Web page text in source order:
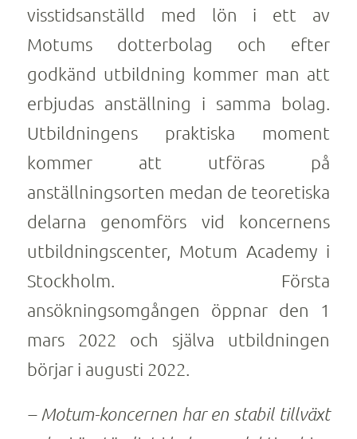
visstidsanställd med lön i ett av
Motums dotterbolag och efter
godkänd utbildning kommer man att
erbjudas anställning i samma bolag.
Utbildningens praktiska moment
kommer att utföras på
anställningsorten medan de teoretiska
delarna genomförs vid koncernens
utbildningscenter, Motum Academy i
Stockholm. Första
ansökningsomgången öppnar den 1
mars 2022 och själva utbildningen
börjar i augusti 2022.
– Motum-koncernen har en stabil tillväxt